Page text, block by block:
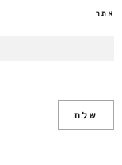
אתר